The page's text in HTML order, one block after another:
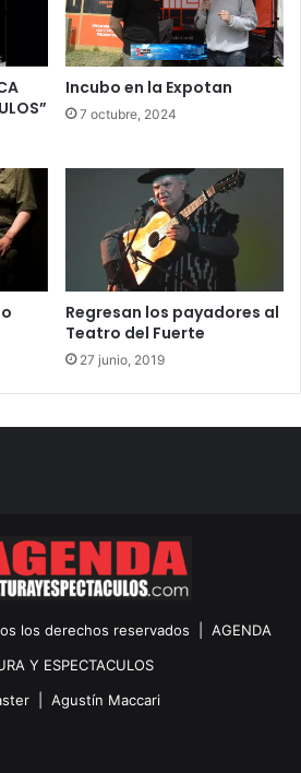
Incubo en la Expotan
7 octubre, 2024
Regresan los payadores al
Teatro del Fuerte
27 junio, 2019
los derechos reservados | AGENDA
Y ESPECTACULOS
| Agustín Maccari